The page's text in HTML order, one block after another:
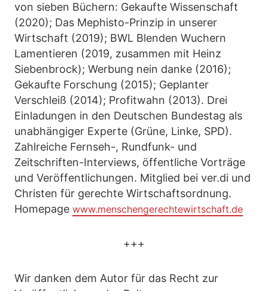
von sieben Büchern: Gekaufte Wissenschaft
(2020); Das Mephisto-Prinzip in unserer
Wirtschaft (2019); BWL Blenden Wuchern
Lamentieren (2019, zusammen mit Heinz
Siebenbrock); Werbung nein danke (2016);
Gekaufte Forschung (2015); Geplanter
Verschleiß (2014); Profitwahn (2013). Drei
Einladungen in den Deutschen Bundestag als
unabhängiger Experte (Grüne, Linke, SPD).
Zahlreiche Fernseh-, Rundfunk- und
Zeitschriften-Interviews, öffentliche Vorträge
und Veröffentlichungen. Mitglied bei ver.di und
Christen für gerechte Wirtschaftsordnung.
Homepage www.menschengerechtewirtschaft.de
+++
Wir danken dem Autor für das Recht zur